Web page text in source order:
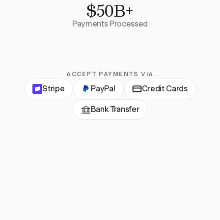
$50B+
Payments Processed
ACCEPT PAYMENTS VIA
Stripe PayPal Credit Cards
Bank Transfer